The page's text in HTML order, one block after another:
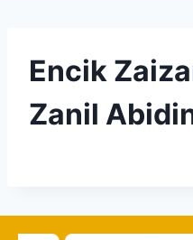
Encik
Zanil